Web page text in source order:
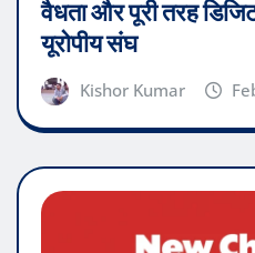
वैधता और पूरी तरह
यूरोपीय संघ
Kishor Kumar